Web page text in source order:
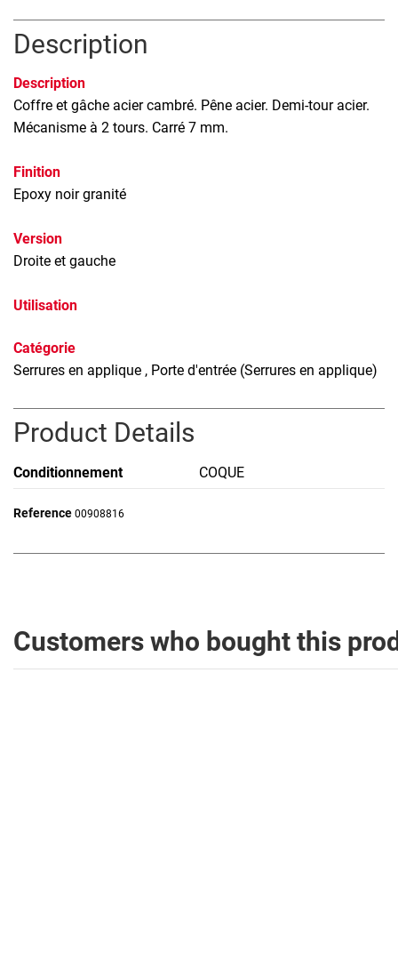
Description
Description
Coffre et gâche acier cambré. Pêne acier. Demi-tour acier.
Mécanisme à 2 tours. Carré 7 mm.
Finition
Epoxy noir granité
Version
Droite et gauche
Utilisation
Catégorie
Serrures en applique , Porte d'entrée (Serrures en applique)
Product Details
Conditionnement COQUE
Reference 00908816
Customers who bought this